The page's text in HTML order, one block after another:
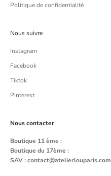
Politique de confidentialité
Nous suivre
Instagram
Facebook
Tiktok
Pinterest
Nous contacter
Boutique 11 ème :
Boutique du 17ème :
SAV :contact@atelierlouparis.com